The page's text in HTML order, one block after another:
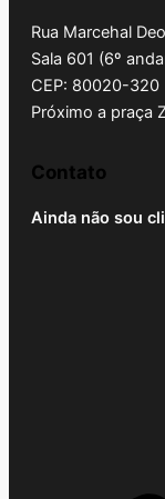
Rua Marcehal
Sala 601 (6º
CEP: 80020-320
Próximo a praça
Contato
Ainda não sou